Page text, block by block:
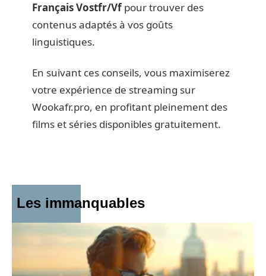
Français Vostfr/Vfpour trouver des
contenus adaptés à vos goûts
linguistiques.
En suivant ces conseils, vous maximiserez
votre expérience de streaming sur
Wookafr.pro, en profitant pleinement des
films et séries disponibles gratuitement.
Les immanquables